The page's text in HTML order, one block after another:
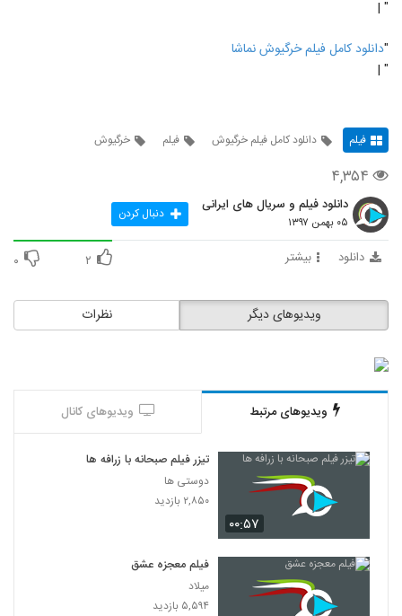
" |
"دانلود کامل فیلم خرگیوش نماشا
" |
فیلم دانلود کامل فیلم خرگیوش فیلم خرگیوش
۴,۳۵۴
دانلود فیلم و سریال های ایرانی
۰۵ بهمن ۱۳۹۷ دنبال کردن
دانلود بیشتر ۲ ۰
نظرات ویدیوهای دیگر
ویدیوهای مرتبط ویدیوهای کانال
۰۰:۵۷
تیزر فیلم صبحانه با زرافه ها
دوستی ها
۲,۸۵۰ بازدید
فیلم معجزه عشق
میلاد
۵,۵۹۴ بازدید